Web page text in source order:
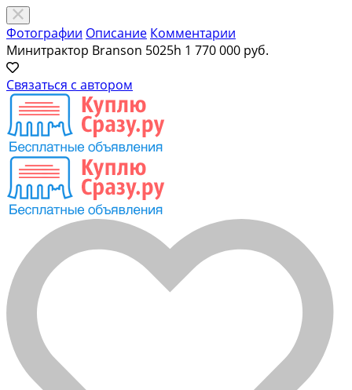
Фотографии Описание Комментарии
Минитрактор Branson 5025h 1 770 000 руб.
Связаться с автором